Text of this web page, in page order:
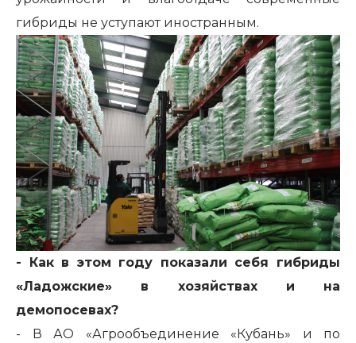
гибриды не уступают иностранным.
- Как в этом году показали себя гибриды
«Ладожские» в хозяйствах и на
демопосевах?
- В АО «Агрообъединение «Кубань» и по